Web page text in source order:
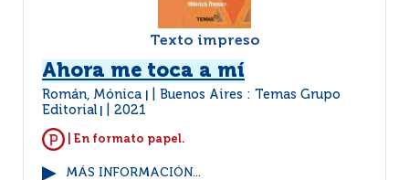
Texto impreso
Ahora me toca a mí
Román, Mónica
Buenos Aires : Temas Grupo
Editorial
2021
| En formato papel.
MÁS INFORMACIÓN...